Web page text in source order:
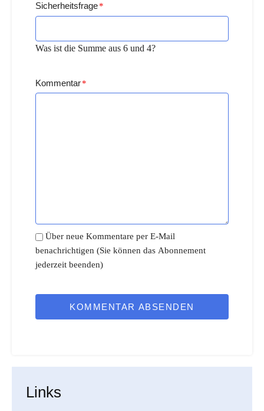
Sicherheitsfrage*
Was ist die Summe aus 6 und 4?
Kommentar*
Über neue Kommentare per E-Mail
benachrichtigen (Sie können das Abonnement
jederzeit beenden)
KOMMENTAR ABSENDEN
Links